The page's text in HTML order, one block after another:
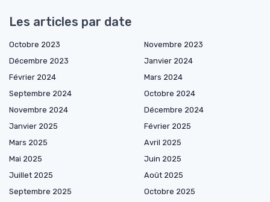
Les articles par date
Octobre 2023
Novembre 2023
Décembre 2023
Janvier 2024
Février 2024
Mars 2024
Septembre 2024
Octobre 2024
Novembre 2024
Décembre 2024
Janvier 2025
Février 2025
Mars 2025
Avril 2025
Mai 2025
Juin 2025
Juillet 2025
Août 2025
Septembre 2025
Octobre 2025